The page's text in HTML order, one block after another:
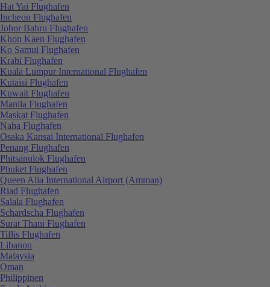
Hat Yai Flughafen
Incheon Flughafen
Johor Bahru Flughafen
Khon Kaen Flughafen
Ko Samui Flughafen
Krabi Flughafen
Kuala Lumpur International Flughafen
Kutaisi Flughafen
Kuwait Flughafen
Manila Flughafen
Maskat Flughafen
Naha Flughafen
Osaka Kansai International Flughafen
Penang Flughafen
Phitsanulok Flughafen
Phuket Flughafen
Queen Alia International Airport (Amman)
Riad Flughafen
Salala Flughafen
Schardscha Flughafen
Surat Thani Flughafen
Tiflis Flughafen
Libanon
Malaysia
Oman
Philippinen